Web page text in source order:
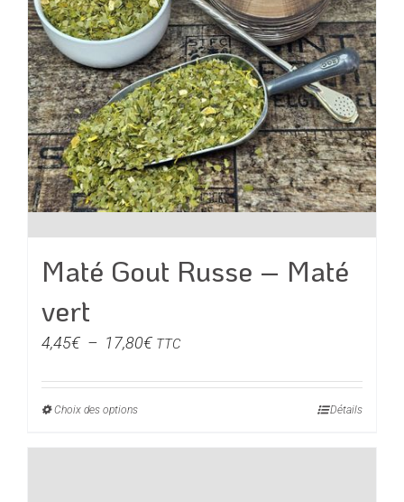
peuvent
être
choisies
sur
la
page
du
produit
Maté Gout Russe – Maté
vert
4,45€ – 17,80€Plage
prix :
TTC
Choix des optionsCe
Détails